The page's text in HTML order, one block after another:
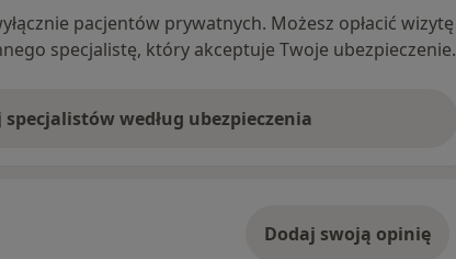
pacjentów prywatnych. Możesz opłacić wizytę
specjalistę, który akceptuje Twoje ubezpieczenie.
specjalistów według ubezpieczenia
Dodaj swoją opinię